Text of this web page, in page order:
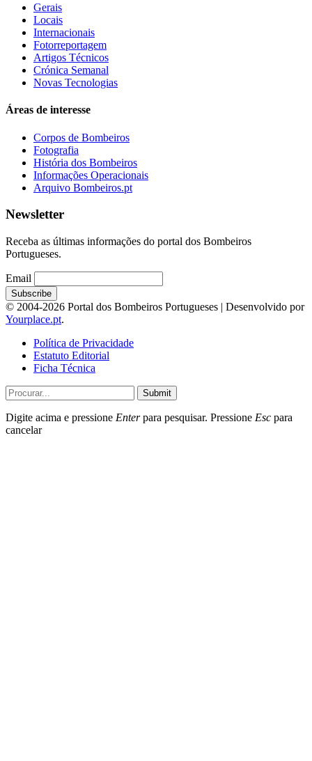
Gerais
Locais
Internacionais
Fotorreportagem
Artigos Técnicos
Crónica Semanal
Novas Tecnologias
Áreas de interesse
Corpos de Bombeiros
Fotografia
História dos Bombeiros
Informações Operacionais
Arquivo Bombeiros.pt
Newsletter
Receba as últimas informações do portal dos Bombeiros
Portugueses.
Email
© 2004-2026 Portal dos Bombeiros Portugueses | Desenvolvido por
Yourplace.pt.
Política de Privacidade
Estatuto Editorial
Ficha Técnica
Submit
Digite acima e pressione Enterpara pesquisar. Pressione Esc para
cancelar